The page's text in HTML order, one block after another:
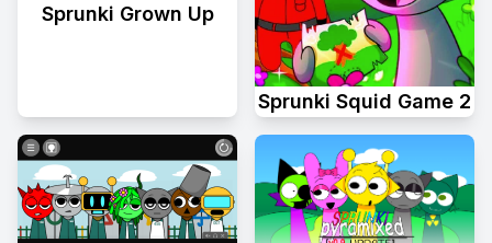
Sprunki Grown Up
Sprunki Squid Game 2